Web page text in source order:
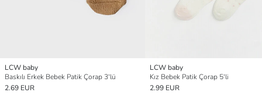
LCW baby
Baskılı Erkek Bebek Patik Çorap 3'lü
2.69 EUR
LCW baby
Kız Bebek Patik Çorap 5'li
2.99 EUR